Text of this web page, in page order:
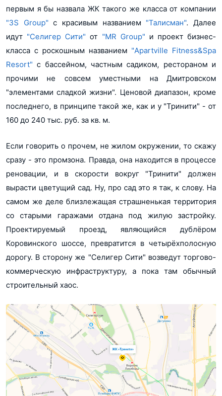
первым я бы назвала ЖК такого же класса от компании
"3S Group" c красивым названием "Талисман". Далее
идут "Селигер Сити" от "МR Group" и проект бизнес-
класса с роскошным названием "Apartville Fitness&Spa
Resort" с бассейном, частным садиком, рестораном и
прочими не совсем уместными на Дмитровском
"элементами сладкой жизни". Ценовой диапазон, кроме
последнего, в принципе такой же, как и у "Тринити" - от
160 до 240 тыс. руб. за кв. м.
Если говорить о прочем, не жилом окружении, то скажу
сразу - это промзона. Правда, она находится в процессе
реновации, и в скорости вокруг "Тринити" должен
вырасти цветущий сад. Ну, про сад это я так, к слову. На
самом же деле близлежащая страшненькая территория
со старыми гаражами отдана под жилую застройку.
Проектируемый проезд, являющийся дублёром
Коровинского шоссе, превратится в четырёхполосную
дорогу. В сторону же "Селигер Сити" возведут торгово-
коммерческую инфраструктуру, а пока там обычный
строительный хаос.